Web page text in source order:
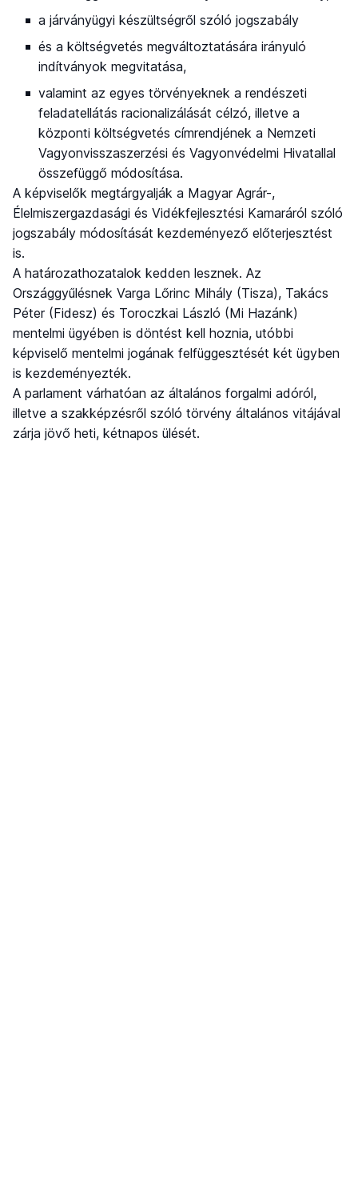
a járványügyi készültségről szóló jogszabály
és a költségvetés megváltoztatására irányuló
indítványok megvitatása,
valamint az egyes törvényeknek a rendészeti
feladatellátás racionalizálását célzó, illetve a
központi költségvetés címrendjének a Nemzeti
Vagyonvisszaszerzési és Vagyonvédelmi Hivatallal
összefüggő módosítása.
A képviselők megtárgyalják a Magyar Agrár-,
Élelmiszergazdasági és Vidékfejlesztési Kamaráról szóló
jogszabály módosítását kezdeményező előterjesztést
is.
A határozathozatalok kedden lesznek. Az
Országgyűlésnek Varga Lőrinc Mihály (Tisza), Takács
Péter (Fidesz) és Toroczkai László (Mi Hazánk)
mentelmi ügyében is döntést kell hoznia, utóbbi
képviselő mentelmi jogának felfüggesztését két ügyben
is kezdeményezték.
A parlament várhatóan az általános forgalmi adóról,
illetve a szakképzésről szóló törvény általános vitájával
zárja jövő heti, kétnapos ülését.